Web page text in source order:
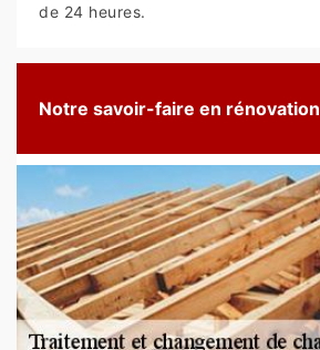
de 24 heures.
Notre savoir-faire en